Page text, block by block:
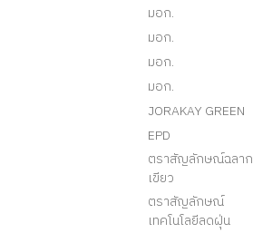
มอก.
มอก.
มอก.
มอก.
JORAKAY GREEN
EPD
ตราสัญลักษณ์ฉลาก
เขียว
ตราสัญลักษณ์
เทคโนโลยีลดฝุ่น